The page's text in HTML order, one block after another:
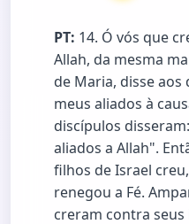
PT: 14. Ó vós que
Allah, da mesma
de Maria, disse
meus aliados à
discípulos
aliados a Allah".
filhos de Israel
renegou a Fé.
creram contra